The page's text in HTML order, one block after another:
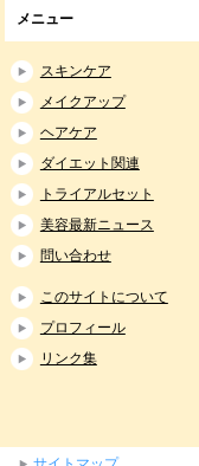
メニュー
スキンケア
メイクアップ
ヘアケア
ダイエット関連
トライアルセット
美容最新ニュース
問い合わせ
このサイトについて
プロフィール
リンク集